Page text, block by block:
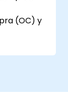
(OC) y
y
con
de